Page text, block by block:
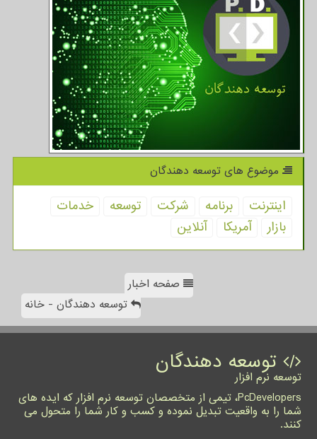
موضوع های توسعه دهندگان
اینترنت برنامه شركت توسعه
خدمات
بازار
آمریكا آنلاین
صفحه اخبار
توسعه دهندگان - خانه
توسعه دهندگان
توسعه نرم افزار
PcDevelopers، تیمی از متخصصان توسعه نرم افزار که ایده های
شما را به واقعیت تبدیل نموده و کسب و کار شما را متحول می
کنند.